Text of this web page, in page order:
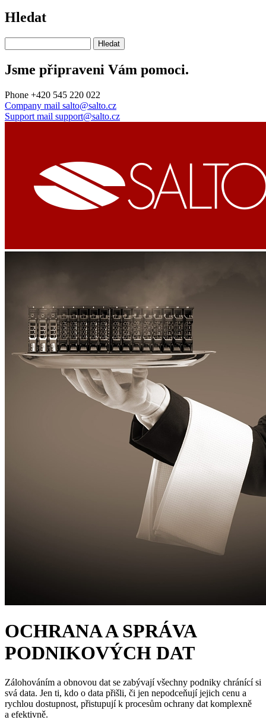
Hledat
Hledat na tomto webu
Jsme připraveni Vám pomoci.
Phone +420 545 220 022
Company mail salto@salto.cz
Support mail support@salto.cz
OCHRANA A SPRÁVA
PODNIKOVÝCH DAT
Zálohováním a obnovou dat se zabývají všechny podniky chránící si
svá data. Jen ti, kdo o data přišli, či jen nepodceňují jejich cenu a
rychlou dostupnost, přistupují k procesům ochrany dat komplexně
a efektivně.